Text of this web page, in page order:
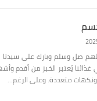
صل وسلم وبارك على سيدنا
يُعتبر الخبز من أقدم
ونكهات متعددة. وعلى الرغم…